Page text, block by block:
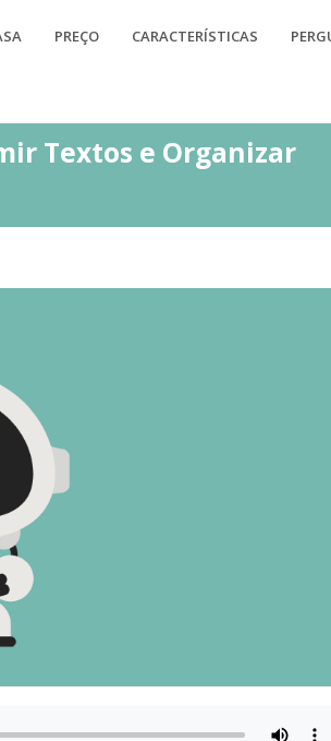
PREÇO CARACTERÍSTICAS
Textos e Organizar